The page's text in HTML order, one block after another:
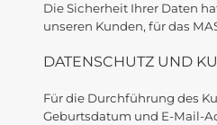
Die Sicherheit Ihrer Daten
unseren Kunden, für das
DATENSCHUTZ UND
Für die Durchführung des
Geburtsdatum und E-Mail-